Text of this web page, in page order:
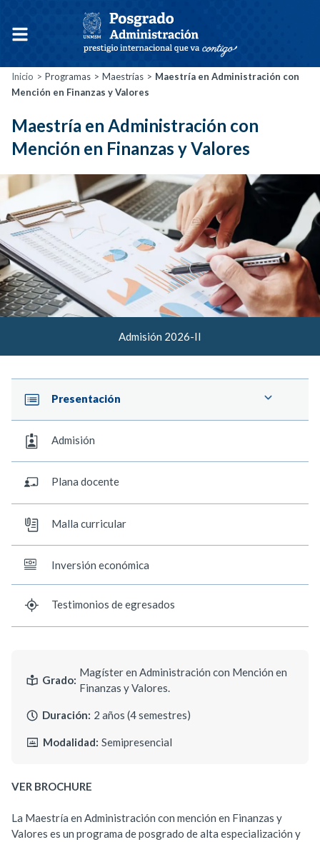
Inicio Programas Maestrías Maestría en Administración con
Mención en Finanzas y Valores
Maestría en Administración con
Mención en Finanzas y Valores
Admisión 2026-II
Presentación
Admisión
Plana docente
Malla curricular
Inversión económica
Testimonios de egresados
Grado:
Magíster en Administración con Mención en
Finanzas y Valores.
Duración: 2 años (4 semestres)
Modalidad: Semipresencial
VER BROCHURE
La Maestría en Administración con mención en Finanzas y
Valores es un programa de posgrado de alta especialización y